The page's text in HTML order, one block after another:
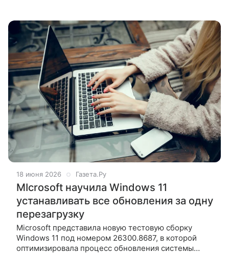
18 июня 2026 Газета.Ру
MIcrosoft научила Windows 11
устанавливать все обновления за одну
перезагрузку
Microsoft представила новую тестовую сборку
Windows 11 под номером 26300.8687, в которой
оптимизировала процесс обновления системы